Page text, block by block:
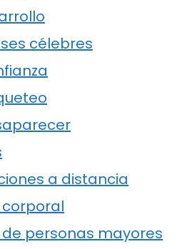
célebres
a distancia
personas mayores